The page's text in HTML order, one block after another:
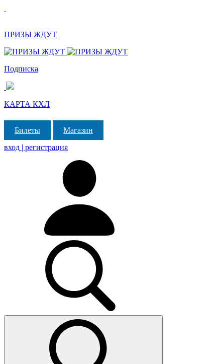
ПРИЗЫ ЖДУТ
Подписка
КАРТА КХЛ
Билеты
Магазин
вход | регистрация